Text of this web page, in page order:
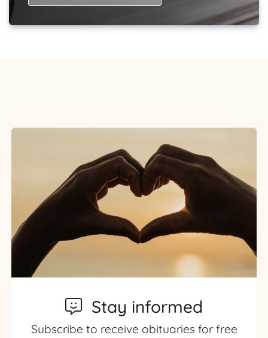
Stay informed
Subscribe to receive obituaries for free